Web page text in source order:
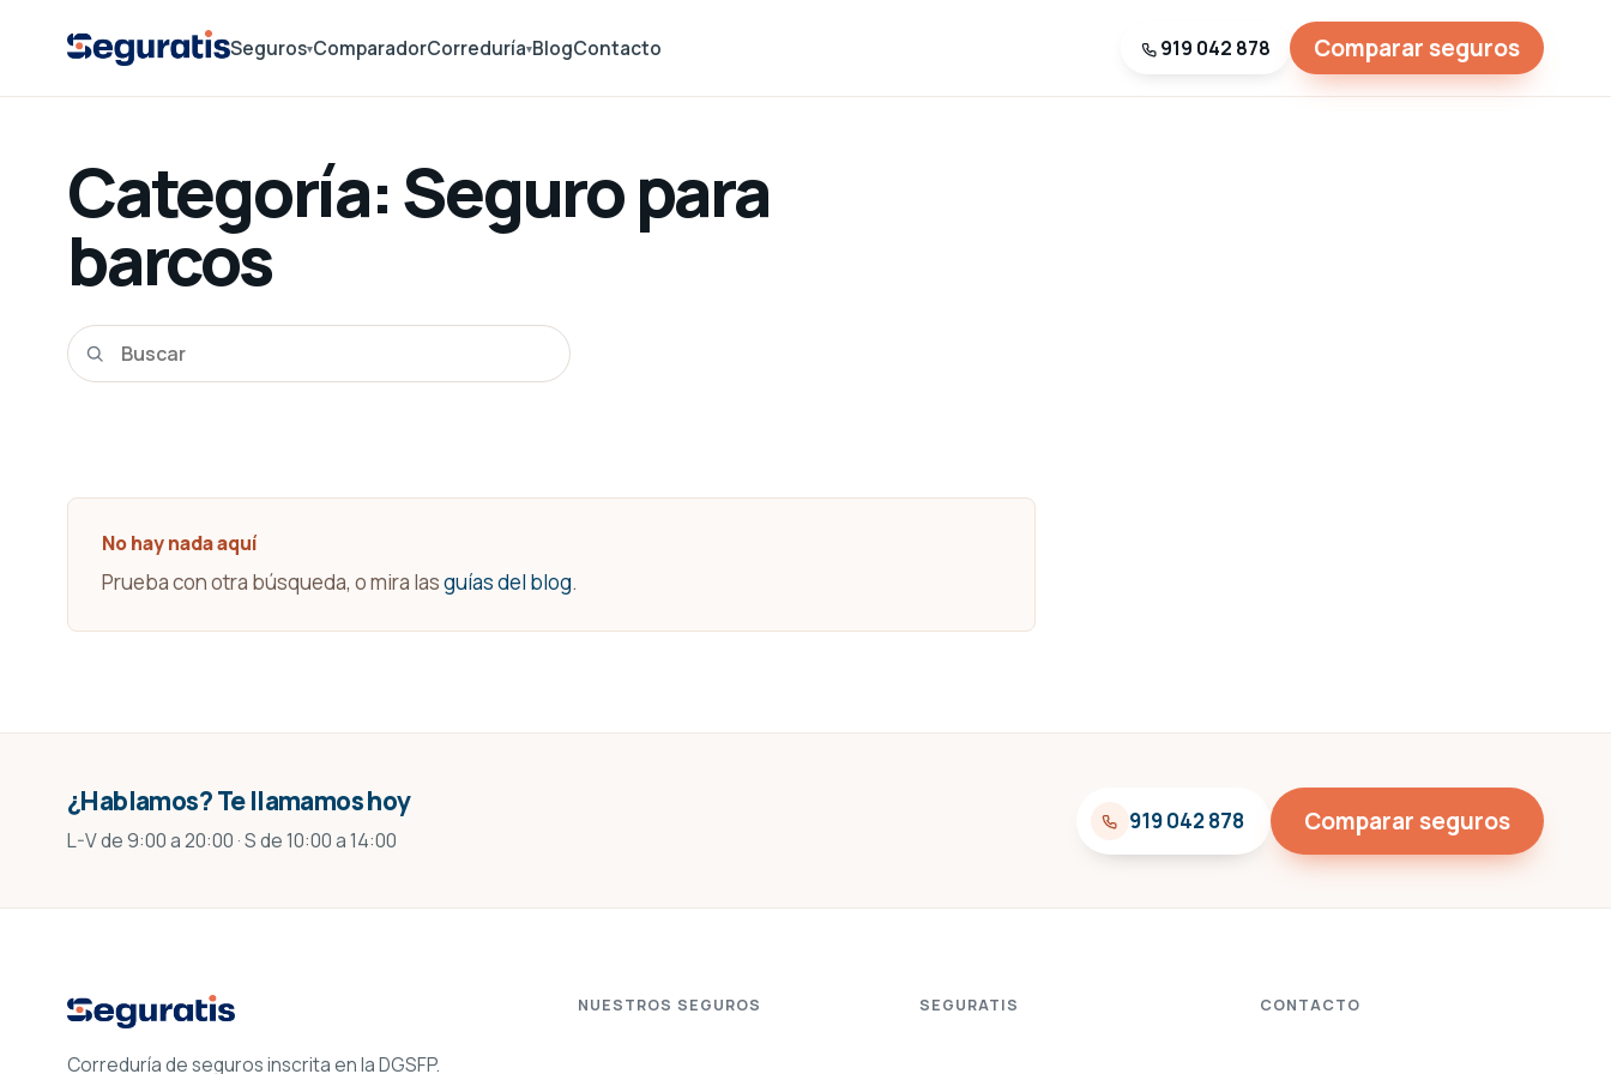
Seguros▾ComparadorCorreduría▾BlogContacto 919 042 878 Comparar seguros
Categoría:Seguro para
barcos
Buscar
No hay nada aquí
Prueba con otra búsqueda, o mira lasguías del blog.
¿Hablamos? Te llamamos hoy
L-V de 9:00 a 20:00 · S de 10:00 a 14:00
919 042 878 Comparar seguros
Correduría de seguros inscrita en la DGSFP.
NUESTROS SEGUROS SEGURATIS CONTACTO